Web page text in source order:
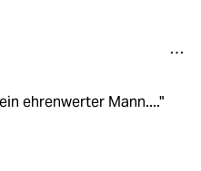
ehrenwerter Mann...."